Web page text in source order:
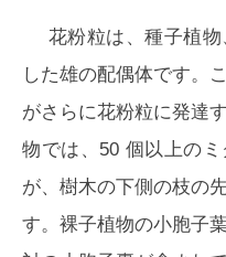
花粉粒は、種子植
した雄の配偶体です。
がさらに花粉粒に発達
物では、50 個以上の
が、樹木の下側の枝の
す。裸子植物の小胞子